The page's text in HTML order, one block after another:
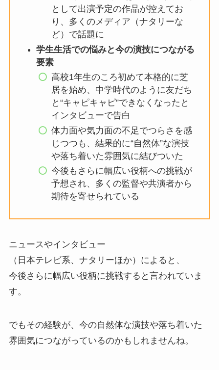
として出演予定の作品が控えてお
り、多くのメディア（ナタリーな
ど）で話題に
学生生活での悩みと今の演技につながる
要素
高校1年生のころ初めて本格的に芝
居を始め、中学時代のように友だち
と“キャピキャピ”できなくなったと
インタビューで告白
体力面や気力面の不足でつらさを感
じつつも、結果的に“自然体”な演技
や落ち着いた雰囲気に結びついた
今後もさらに幅広い役柄への挑戦が
予想され、多くの監督や共演者から
期待を寄せられている
ニュースやインタビュー
（日本テレビ系、ナタリーほか）によると、
今後さらに幅広い役柄に挑戦すると言われていま
す。
でもその経験が、今の自然体な演技や落ち着いた
雰囲気につながっているのかもしれませんね。